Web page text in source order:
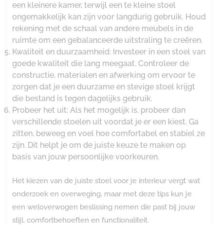
een kleinere kamer, terwijl een te kleine stoel
ongemakkelijk kan zijn voor langdurig gebruik. Houd
rekening met de schaal van andere meubels in de
ruimte om een gebalanceerde uitstraling te creëren.
Kwaliteit en duurzaamheid: Investeer in een stoel van
goede kwaliteit die lang meegaat. Controleer de
constructie, materialen en afwerking om ervoor te
zorgen dat je een duurzame en stevige stoel krijgt
die bestand is tegen dagelijks gebruik.
Probeer het uit: Als het mogelijk is, probeer dan
verschillende stoelen uit voordat je er een kiest. Ga
zitten, beweeg en voel hoe comfortabel en stabiel ze
zijn. Dit helpt je om de juiste keuze te maken op
basis van jouw persoonlijke voorkeuren.
Het kiezen van de juiste stoel voor je interieur vergt wat
onderzoek en overweging, maar met deze tips kun je
een weloverwogen beslissing nemen die past bij jouw
stijl, comfortbehoeften en functionaliteit.